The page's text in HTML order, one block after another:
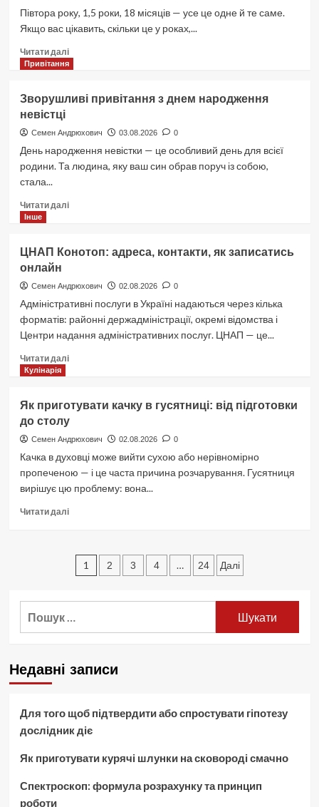
з
буряка:
покрокова
інструкція
Півтора року, 1,5 роки, 18 місяців — усе це одне й те саме.
Якщо вас цікавить, скільки це у роках,...
Читати даліДокладніше
про
це
років:
і
точно
Привітання
Зворушливі привітання з днем народження
невістці
Семен Андрюхович 03.08.2026 0
День народження невістки — це особливий день для всієї
родини. Та людина, яку ваш син обрав поруч із собою,
стала...
Читати даліДокладніше
з
народження
невістці
Інше
ЦНАП Конотоп: адреса, контакти, як записатись
онлайн
Семен Андрюхович 02.08.2026 0
Адміністративні послуги в Україні надаються через кілька
форматів: районні держадміністрації, окремі відомства і
Центри надання адміністративних послуг. ЦНАП — це...
Читати даліДокладніше
адреса,
контакти,
як
записатись
онлайн
Кулінарія
Як приготувати качку в гусятниці: від підготовки
до столу
Семен Андрюхович 02.08.2026 0
Качка в духовці може вийти сухою або нерівномірно
пропеченою — і це часта причина розчарування. Гусятниця
вирішує цю проблему: вона...
Читати даліДокладніше
качку
від
підготовки
до
Пагінація
1 2 3 4 … 24 Далі
Недавні записи
Для того щоб підтвердити або спростувати гіпотезу
дослідник діє
Як приготувати курячі шлунки на сковороді смачно
Спектроскоп: формула розрахунку та принцип
роботи